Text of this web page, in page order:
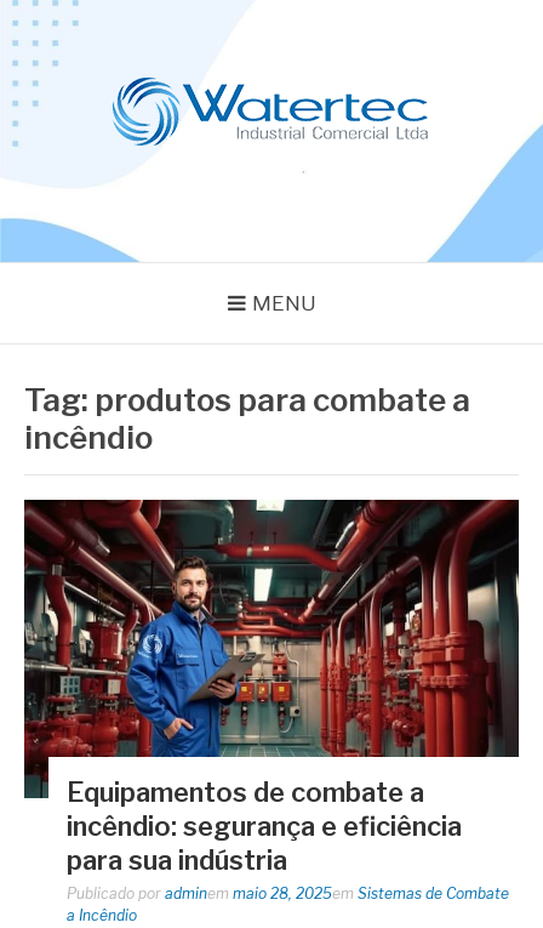
Pular
para
conteúdo
MENU
Tag: produtos para combate a
incêndio
Equipamentos de combate a
incêndio: segurança e eficiência
para sua indústria
Publicado por adminem maio 28, 2025em Sistemas de Combate
a Incêndio